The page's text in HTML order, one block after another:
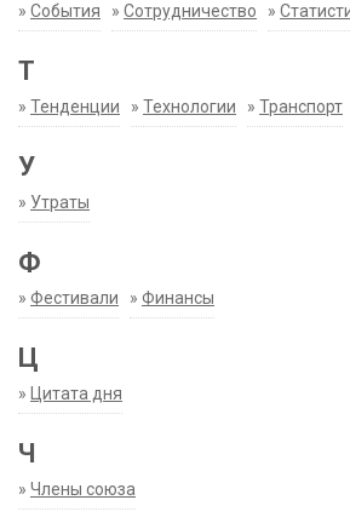
» События » Сотрудничество »
Т
» Тенденции » Технологии » Транспорт
У
» Утраты
Ф
» Фестивали » Финансы
Ц
» Цитата дня
Ч
» Члены союза